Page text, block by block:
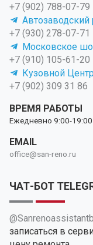
+7 (902) 788-07-79
Автозаводский
+7 (930) 278-07-71
Московское
+7 (910) 105-61-20
Кузовной
+7 (902) 309 31 86
ВРЕМЯ РАБОТЫ
Ежедневно 9:00-19:00
EMAIL
office@san-reno.ru
ЧАТ-БОТ
записаться в